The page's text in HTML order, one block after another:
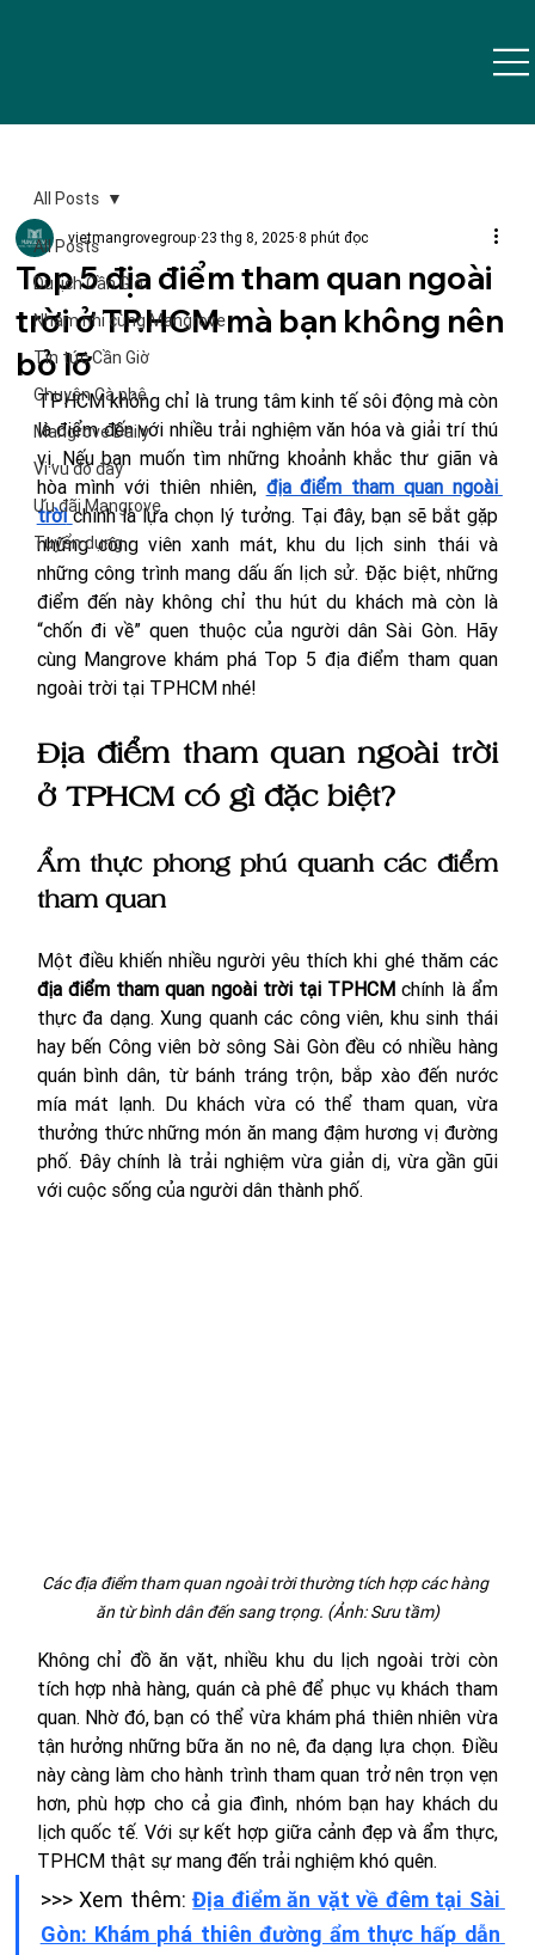
All Posts
Du lịch Cần Giờ
Nhâm nhi cùng Mangrove
Tin tức Cần Giờ
Chuyện Cà phê
Mangrove Daily
Vi vu đó đây
Ưu đãi Mangrove
Tuyển dụng
All Posts
Top 5 địa điểm tham quan ngoài
trời ở TP.HCM mà bạn không nên
bỏ lỡ
vietmangrovegroup 23 thg 8, 2025 8 phút đọc
TPHCM không chỉ là trung tâm kinh tế sôi động mà còn
là điểm đến với nhiều trải nghiệm văn hóa và giải trí thú
vị. Nếu bạn muốn tìm những khoảnh khắc thư giãn và
hòa mình với thiên nhiên, địa điểm tham quan ngoài
trời chính là lựa chọn lý tưởng. Tại đây, bạn sẽ bắt gặp
những công viên xanh mát, khu du lịch sinh thái và
những công trình mang dấu ấn lịch sử. Đặc biệt, những
điểm đến này không chỉ thu hút du khách mà còn là
“chốn đi về” quen thuộc của người dân Sài Gòn. Hãy
cùng Mangrove khám phá Top 5 địa điểm tham quan
ngoài trời tại TPHCM nhé!
Địa điểm tham quan ngoài trời
ở TPHCM có gì đặc biệt?
Ẩm thực phong phú quanh các điểm
tham quan
Một điều khiến nhiều người yêu thích khi ghé thăm các
địa điểm tham quan ngoài trời tại TPHCM chính là ẩm
thực đa dạng. Xung quanh các công viên, khu sinh thái
hay bến Công viên bờ sông Sài Gòn đều có nhiều hàng
quán bình dân, từ bánh tráng trộn, bắp xào đến nước
mía mát lạnh. Du khách vừa có thể tham quan, vừa
thưởng thức những món ăn mang đậm hương vị đường
phố. Đây chính là trải nghiệm vừa giản dị, vừa gần gũi
với cuộc sống của người dân thành phố.
Các địa điểm tham quan ngoài trời thường tích hợp các hàng
ăn từ bình dân đến sang trọng. (Ảnh: Sưu tầm)
Không chỉ đồ ăn vặt, nhiều khu du lịch ngoài trời còn
tích hợp nhà hàng, quán cà phê để phục vụ khách tham
quan. Nhờ đó, bạn có thể vừa khám phá thiên nhiên vừa
tận hưởng những bữa ăn no nê, đa dạng lựa chọn. Điều
này càng làm cho hành trình tham quan trở nên trọn vẹn
hơn, phù hợp cho cả gia đình, nhóm bạn hay khách du
lịch quốc tế. Với sự kết hợp giữa cảnh đẹp và ẩm thực,
TPHCM thật sự mang đến trải nghiệm khó quên.
>>> Xem thêm: Địa điểm ăn vặt về đêm tại Sài
Gòn: Khám phá thiên đường ẩm thực hấp dẫn